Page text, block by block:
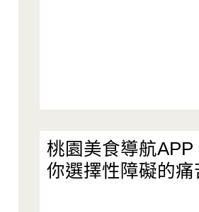
桃園美食導航APP
你選擇性障礙的痛